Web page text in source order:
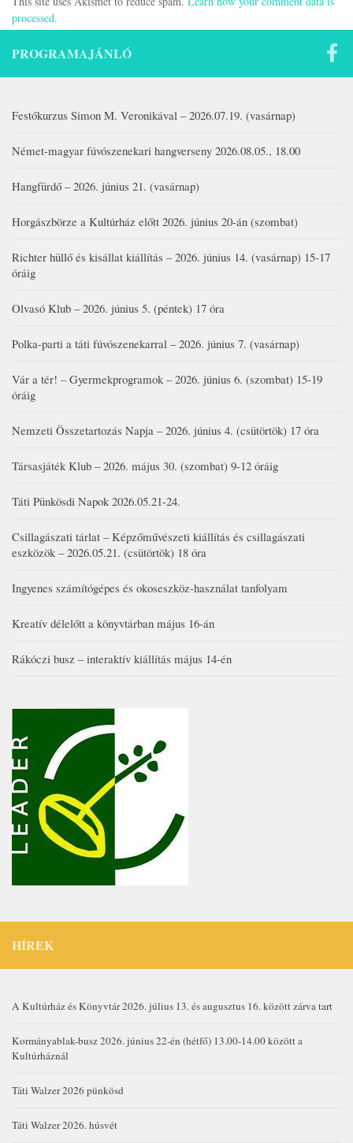
processed.
PROGRAMAJÁNLÓ
Festőkurzus Simon M. Veronikával – 2026.07.19. (vasárnap)
Német-magyar fúvószenekari hangverseny 2026.08.05., 18.00
Hangfürdő – 2026. június 21. (vasárnap)
Horgászbörze a Kultúrház előtt 2026. június 20-án (szombat)
Richter hüllő és kisállat kiállítás – 2026. június 14. (vasárnap) 15-17
óráig
Olvasó Klub – 2026. június 5. (péntek) 17 óra
Polka-parti a táti fúvószenekarral – 2026. június 7. (vasárnap)
Vár a tér! – Gyermekprogramok – 2026. június 6. (szombat) 15-19
óráig
Nemzeti Összetartozás Napja – 2026. június 4. (csütörtök) 17 óra
Társasjáték Klub – 2026. május 30. (szombat) 9-12 óráig
Táti Pünkösdi Napok 2026.05.21-24.
Csillagászati tárlat – Képzőművészeti kiállítás és csillagászati
eszközök – 2026.05.21. (csütörtök) 18 óra
Ingyenes számítógépes és okoseszköz-használat tanfolyam
Kreatív délelőtt a könyvtárban május 16-án
Rákóczi busz – interaktív kiállítás május 14-én
HÍREK
A Kultúrház és Könyvtár 2026. július 13. és augusztus 16. között zárva tart
Kormányablak-busz 2026. június 22-én (hétfő) 13.00-14.00 között a
Kultúrháznál
Táti Walzer 2026 pünkösd
Táti Walzer 2026. húsvét